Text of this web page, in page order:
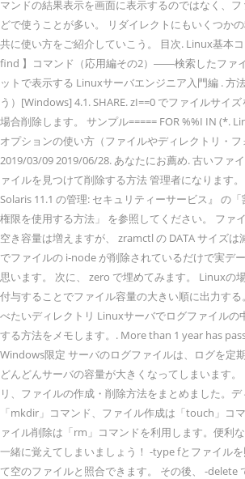
マンドの結果表示を画面に表示するのではなく、
どで使うことが多い。 リダイレクトにもいくつか
共に使い方をご紹介していこう。 目次. Linux基本
find 】コマンド（応用編その2）――検索したファ
ットで表示する Linuxサーバエンジニア入門編 . 方
う）[Windows] 4.1. SHARE. zI==0 でファイルサイ
場合削除します。 サンプル===== FOR %%I IN (*.
オプションの使い方（ファイルやディレクトリ・フ
2019/03/09 2019/06/28. あなたにお薦め. 古いファ
ァイルを見つけて削除する方法 管理者になります
Solaris 11.1 の管理: セキュリティーサービス』 の
権限を使用する方法」 を参照してください。 ファ
空き容量は増えますが、 zramctl の DATA サイズ
でファイルの i-node が削除されているだけで実デ
思います。 次に、 zero で埋めてみます。 Linuxの
付与することでファイル容量の大きい順に出力す
べたいディレクトリ Linuxサーバでログファイルの
する方法をメモします。. More than 1 year has
Windows限定 サーバのログファイルは、ログを定
どんどんサーバの容量が大きくなってしまいます
リ、ファイルの作成・削除方法をまとめました。
「mkdir」コマンド、ファイル作成は「touch」コ
ァイル削除は「rm」コマンドを利用します。便利
一緒に覚えてしまいましょう！ -type fとファイル
て空のファイルと照合できます。 その後、 -delete